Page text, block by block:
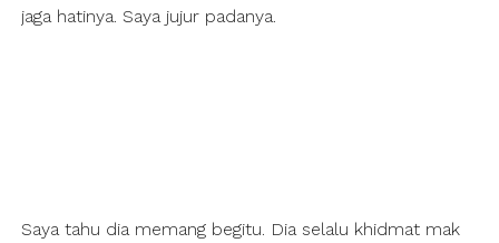
jaga hatinya. Saya jujur padanya.
Saya tahu dia memang begitu. Dia selalu khidmat mak